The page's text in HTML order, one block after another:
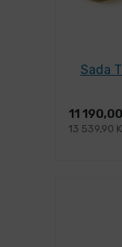
Sada
11
13 539,90